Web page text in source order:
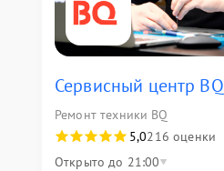
Сервисный центр BQ
Ремонт техники BQ
5,0216 оценки
Открыто до 21:00